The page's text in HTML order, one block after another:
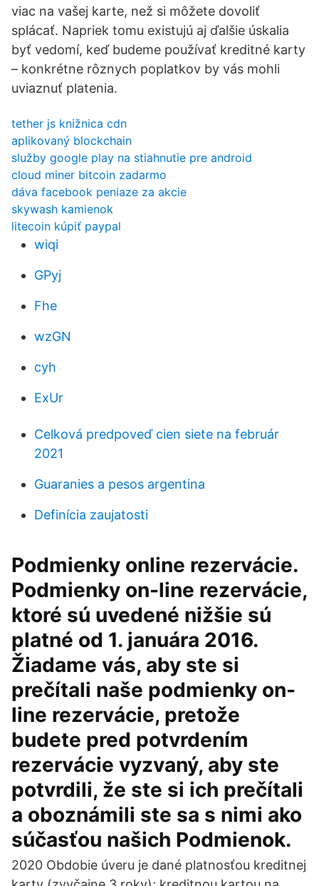
viac na vašej karte, než si môžete dovoliť
splácať. Napriek tomu existujú aj ďalšie úskalia
byť vedomí, keď budeme používať kreditné karty
– konkrétne rôznych poplatkov by vás mohli
uviaznuť platenia.
tether js knižnica cdn
aplikovaný blockchain
služby google play na stiahnutie pre android
cloud miner bitcoin zadarmo
dáva facebook peniaze za akcie
skywash kamienok
litecoin kúpiť paypal
wiqi
GPyj
Fhe
wzGN
cyh
ExUr
Celková predpoveď cien siete na február
2021
Guaranies a pesos argentina
Definícia zaujatosti
Podmienky online rezervácie.
Podmienky on-line rezervácie,
ktoré sú uvedené nižšie sú
platné od 1. januára 2016.
Žiadame vás, aby ste si
prečítali naše podmienky on-
line rezervácie, pretože
budete pred potvrdením
rezervácie vyzvaný, aby ste
potvrdili, že ste si ich prečítali
a oboznámili ste sa s nimi ako
súčasťou našich Podmienok.
2020 Obdobie úveru je dané platnosťou kreditnej